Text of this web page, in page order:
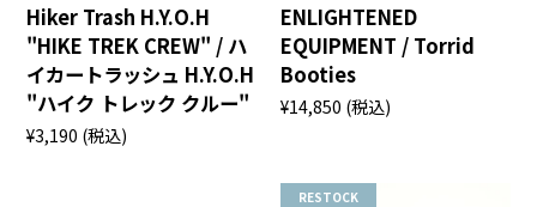
Hiker Trash H.Y.O.H
"HIKE TREK CREW" / ハ
イカートラッシュ H.Y.O.H
"ハイク トレック クルー"
¥3,190 (税込)
ENLIGHTENED
EQUIPMENT / Torrid
Booties
¥14,850 (税込)
RESTOCK